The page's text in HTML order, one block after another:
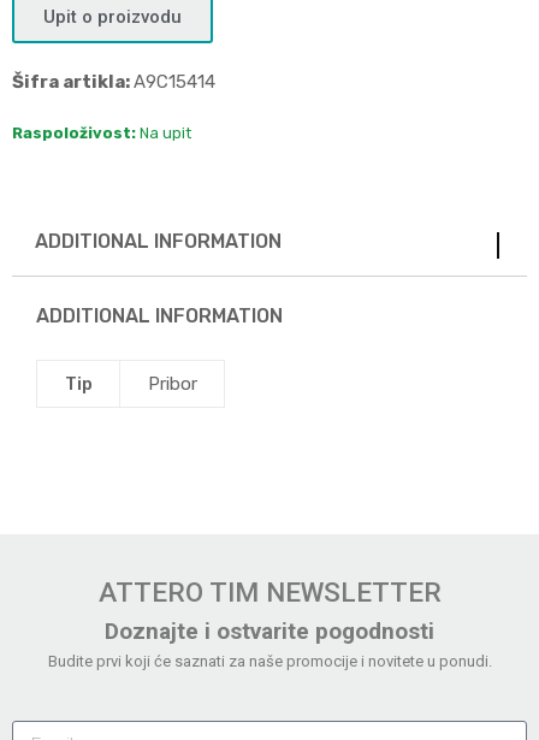
Upit o proizvodu
Šifra artikla:A9C15414
Raspoloživost: Na upit
ADDITIONAL INFORMATION
ADDITIONAL INFORMATION
Tip Pribor
ATTERO TIM NEWSLETTER
Doznajte i ostvarite pogodnosti
Budite prvi koji će saznati za naše promocije i novitete u ponudi.